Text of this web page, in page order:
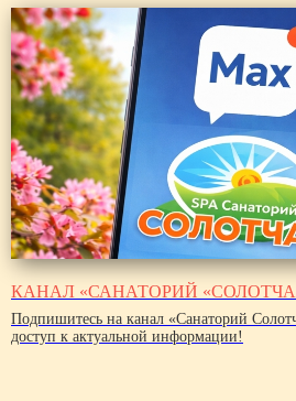
КАНАЛ «САНАТОРИЙ
Подпишитесь на канал «Санаторий
доступ к актуальной информации!